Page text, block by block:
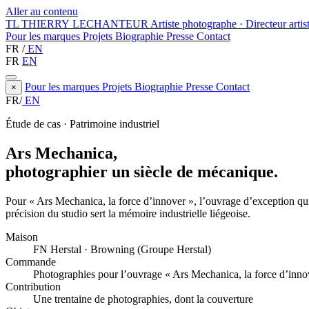
Aller au contenu
TL THIERRY LECHANTEUR Artiste photographe · Directeur
Pour les marques Projets Biographie Presse Contact
FR /EN
FR EN
× Pour les marques Projets Biographie Presse Contact
FR/EN
Étude de cas · Patrimoine industriel
Ars Mechanica,
photographier un siècle de mécanique.
Pour « Ars Mechanica, la force d’innover », l’ouvrage d’exception
précision du studio sert la mémoire industrielle liégeoise.
Maison
FN Herstal · Browning (Groupe Herstal)
Commande
Photographies pour l’ouvrage « Ars Mechanica, la force
Contribution
Une trentaine de photographies, dont la couverture